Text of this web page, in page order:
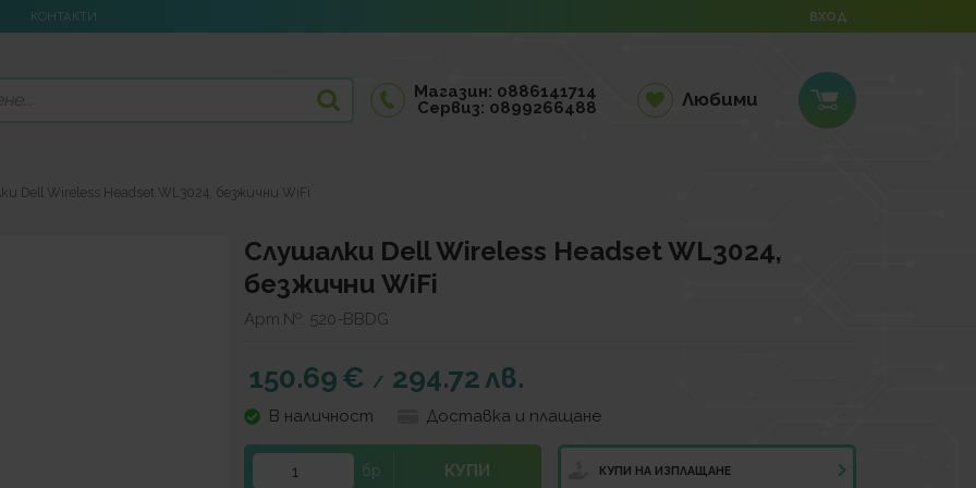
КОНТАКТИ ВХОД
Магазин: 0886141714
Сервиз: 0899266488
Любими
Dell Wireless Headset WL3024, безжични WiFi
Слушалки Dell Wireless Headset WL3024,
безжични WiFi
Арт.№: 520-BBDG
150.69€ / 294.72лв.
В наличност Доставка и плащане
бр. КУПИ КУПИ НА ИЗПЛАЩАНЕ